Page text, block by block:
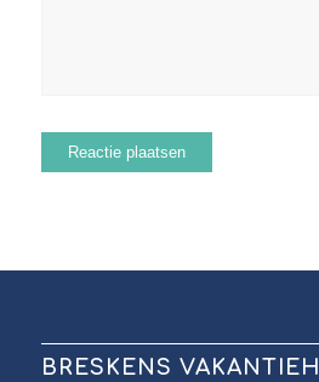
BRESKENS